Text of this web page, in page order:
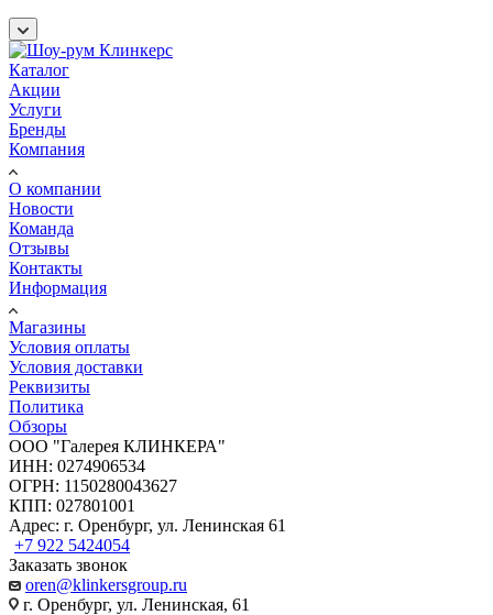
Каталог
Акции
Услуги
Бренды
Компания
О компании
Новости
Команда
Отзывы
Контакты
Информация
Магазины
Условия оплаты
Условия доставки
Реквизиты
Политика
Обзоры
ООО "Галерея КЛИНКЕРА"
ИНН: 0274906534
ОГРН: 1150280043627
КПП: 027801001
Адрес: г. Оренбург, ул. Ленинская 61
+7 922 5424054
Заказать звонок
oren@klinkersgroup.ru
г. Оренбург, ул. Ленинская, 61